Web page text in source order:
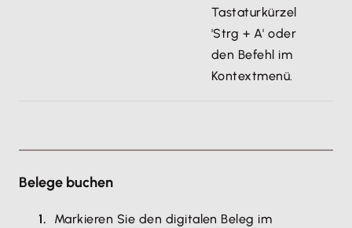
Tastaturkürzel
'Strg + A' oder
den Befehl im
Kontextmenü.
Belege buchen
Markieren Sie den digitalen Beleg im